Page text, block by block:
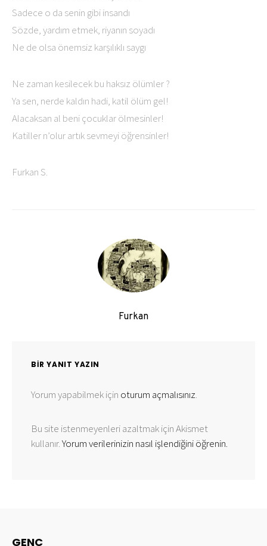
Sadece o da senin gibi insandı
Sözde, yardım etmek, riyanın soyadı
Ne de olsa önemsiz karşılıklı saygı
Ne zaman kesilecek bu haksız ölümler ?
Ya sen, nerde kaldın hadi, katil ölüm gel!
Alacaksan al beni çocuklar ölmesinler!
Katiller n’olur artık sevmeyi öğrensinler!
Furkan S.
Furkan
BIR YANIT YAZIN
Yorum yapabilmek için oturum açmalısınız.
Bu site istenmeyenleri azaltmak için Akismet
kullanır.Yorum verilerinizin nasıl işlendiğini öğrenin.
GENC